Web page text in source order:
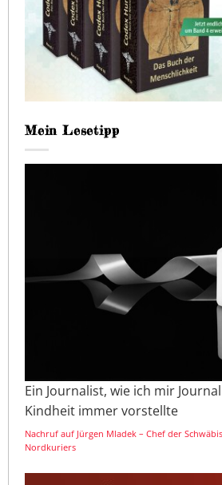
Mein Lesetipp
Ein Journalist, wie ich mir
Kindheit immer vorstellte
Nachruf auf Jürgen Mladek – Chef der
Nordkuriers